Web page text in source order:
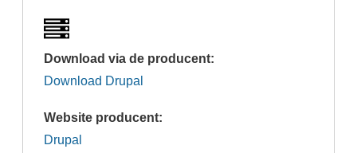
Download via de producent:
Download Drupal
Website producent:
Drupal